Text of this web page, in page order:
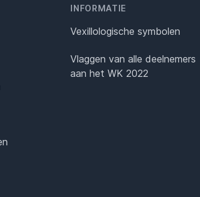
INFORMATIE
Vexillologische symbolen
Vlaggen van alle deelnemers
aan het WK 2022